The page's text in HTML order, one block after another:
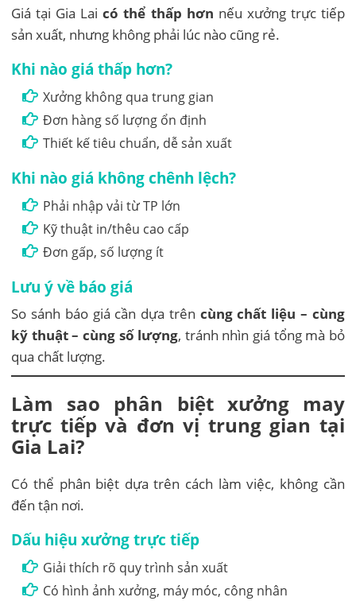
Giá tại Gia Laicó thể thấp hơn nếu xưởng trực tiếp
sản xuất, nhưng không phải lúc nào cũng rẻ.
Khi nào giá thấp hơn?
Xưởng không qua trung gian
Đơn hàng số lượng ổn định
Thiết kế tiêu chuẩn, dễ sản xuất
Khi nào giá không chênh lệch?
Phải nhập vải từ TP lớn
Kỹ thuật in/thêu cao cấp
Đơn gấp, số lượng ít
Lưu ý về báo giá
So sánh báo giá cần dựa trên cùng chất liệu – cùng
kỹ thuật – cùng số lượng, tránh nhìn giá tổng mà bỏ
qua chất lượng.
Làm sao phân biệt xưởng may
trực tiếp và đơn vị trung gian tại
Gia Lai?
Có thể phân biệt dựa trên cách làm việc, không cần
đến tận nơi.
Dấu hiệu xưởng trực tiếp
Giải thích rõ quy trình sản xuất
Có hình ảnh xưởng, máy móc, công nhân